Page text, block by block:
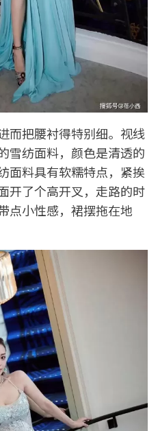
而把腰衬得特别细。视线
雪纺面料，颜色是清透的
面料具有软糯特点，紧挨
开了个高开叉，走路的时
点小性感，裙摆拖在地